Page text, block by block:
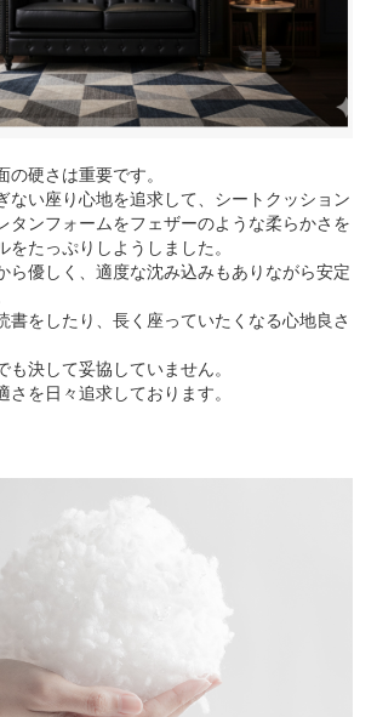
の硬さは重要です。
ない座り心地を追求して、シートクッション
タンフォームをフェザーのような柔らかさを
をたっぷりしようしました。
ら優しく、適度な沈み込みもありながら安定
書をしたり、長く座っていたくなる心地良さ
も決して妥協していません。
さを日々追求しております。